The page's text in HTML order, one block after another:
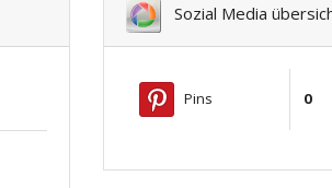
Sozial Media
Pins 0